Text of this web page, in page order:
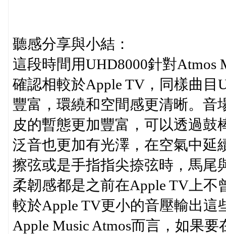
聽感分享與小結：
這段時間用UHD8000針對Atmos
確認相較於Apple TV，同樣曲目
豐富，環繞和空間感更清晰。音
皮的暫態更加豐富，可以透過
泛音也更加有光澤，在空氣中延
擦弦或是手指指尖捺弦時，馬尾
柔韌感都是之前在Apple TV上不
較於Apple TV更小的音壓輸出
Apple Music Atmos而言，如果